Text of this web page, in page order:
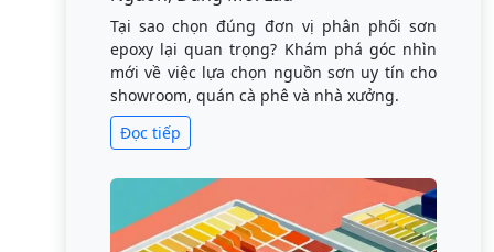
Tại sao chọn đúng đơn vị phân phối sơn
epoxy lại quan trọng? Khám phá góc nhìn
mới về việc lựa chọn nguồn sơn uy tín cho
showroom, quán cà phê và nhà xưởng.
Đọc tiếp